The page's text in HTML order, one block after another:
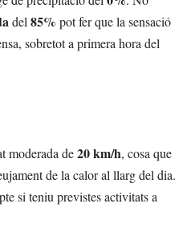
del85% pot fer que la sensació
sobretot a primera hora del
moderada de20 km/h, cosa que
de la calor al llarg del dia.
si teniu previstes activitats a